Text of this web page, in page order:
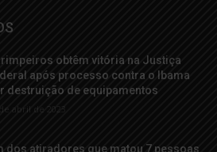
obtêm vitória na Justiça
após processo contra o Ibama
destruição de equipamentos
abril de 2023
dos atiradores que matou 7 pessoas